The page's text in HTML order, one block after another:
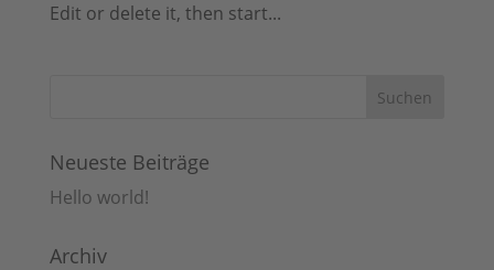
Edit or delete it, then start...
Neueste Beiträge
Hello world!
Archiv